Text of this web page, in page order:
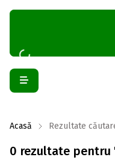
Acasă Rezultate
0 rezultate